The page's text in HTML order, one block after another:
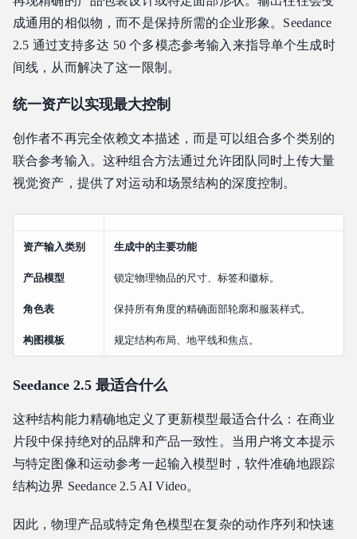
成通用的相似物，而不是保持所需的企业形象。Seedance
2.5 通过支持多达 50 个多模态参考输入来指导单个生成时
间线，从而解决了这一限制。
统一资产以实现最大控制
创作者不再完全依赖文本描述，而是可以组合多个类别的
联合参考输入。这种组合方法通过允许团队同时上传大量
视觉资产，提供了对运动和场景结构的深度控制。
资产输入类别 生成中的主要功能
产品模型 锁定物理物品的尺寸、标签和徽标。
角色表 保持所有角度的精确面部轮廓和服装样式。
构图模板 规定结构布局、地平线和焦点。
Seedance 2.5 最适合什么
这种结构能力精确地定义了更新模型最适合什么：在商业
片段中保持绝对的品牌和产品一致性。当用户将文本提示
与特定图像和运动参考一起输入模型时，软件准确地跟踪
结构边界 Seedance 2.5 AI Video。
因此，物理产品或特定角色模型在复杂的动作序列和快速